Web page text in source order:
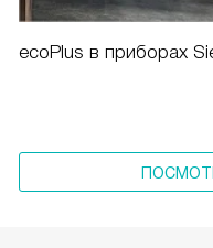
ecoPlus в приборах